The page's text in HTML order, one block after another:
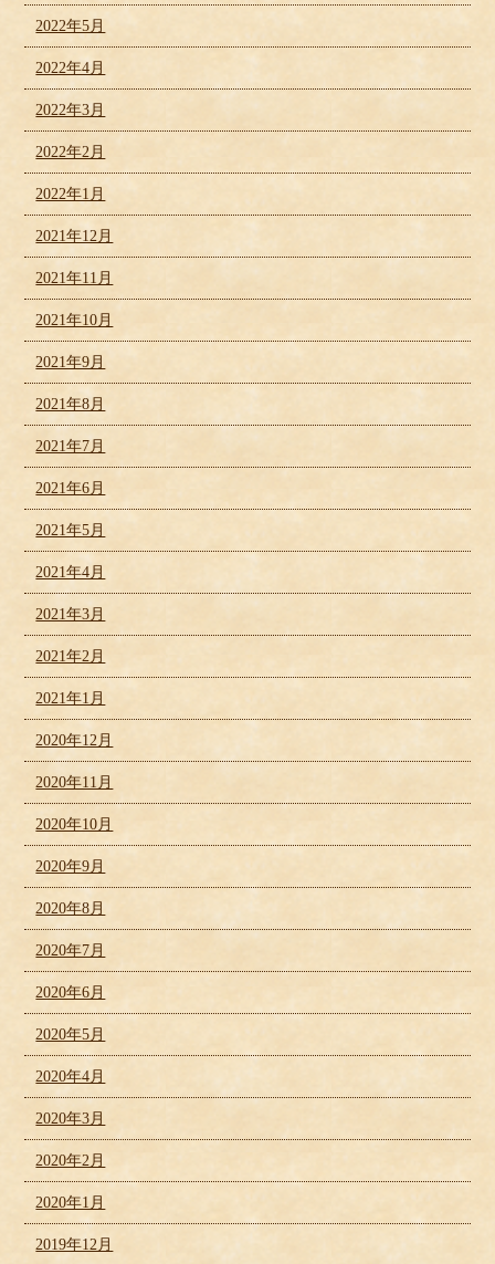
2022年5月
2022年4月
2022年3月
2022年2月
2022年1月
2021年12月
2021年11月
2021年10月
2021年9月
2021年8月
2021年7月
2021年6月
2021年5月
2021年4月
2021年3月
2021年2月
2021年1月
2020年12月
2020年11月
2020年10月
2020年9月
2020年8月
2020年7月
2020年6月
2020年5月
2020年4月
2020年3月
2020年2月
2020年1月
2019年12月